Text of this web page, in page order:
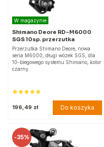
W magazynie
Shimano Deore RD-M6000
SGS 10sp. przerzutka
Przerzutka Shimano Deore, nowa
seria M6000, długi wózek SGS, dla
10-biegowego systemu Shimano, kolor
czarny.
196,49 zł Do koszyka
-35%